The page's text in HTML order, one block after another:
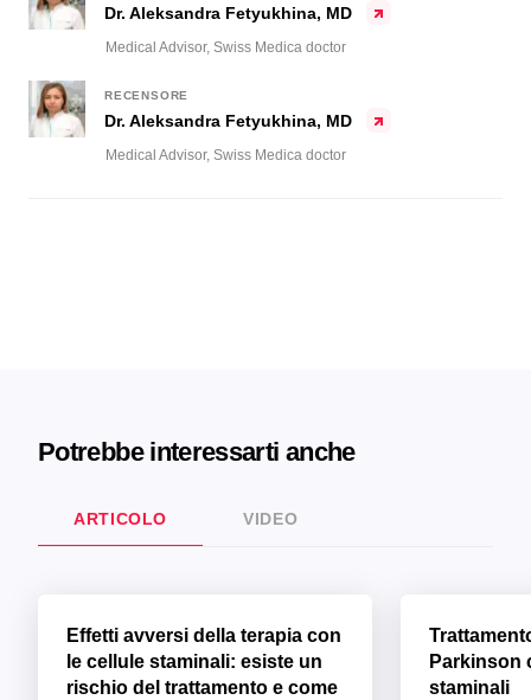
Dr. Aleksandra Fetyukhina, MD
Medical Advisor, Swiss Medica doctor
Dr. Aleksandra Fetyukhina, MD
RECENSORE
Medical Advisor, Swiss Medica doctor
Potrebbe interessarti anche
ARTICOLO VIDEO
Effetti avversi della terapia con
le cellule staminali: esiste un
rischio del trattamento e come
Parkinson
staminali